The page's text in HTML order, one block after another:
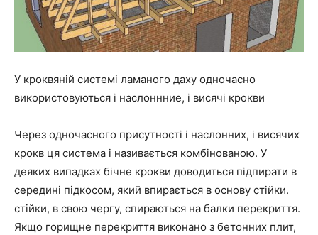
У кроквяній системі ламаного даху одночасно
використовуються і наслоннние, і висячі крокви
Через одночасного присутності і наслонних, і висячих
крокв ця система і називається комбінованою. У
деяких випадках бічне крокви доводиться підпирати в
середині підкосом, який впирається в основу стійки.
стійки, в свою чергу, спираються на балки перекриття.
Якщо горищне перекриття виконано з бетонних плит,